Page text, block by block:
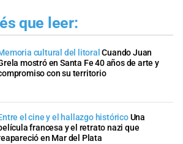
que leer:
cultural del litoral Cuando Juan
mostró en Santa Fe 40 años de arte y
con su territorio
el cine y el hallazgo históricoUna
francesa y el retrato nazi que
en Mar del Plata